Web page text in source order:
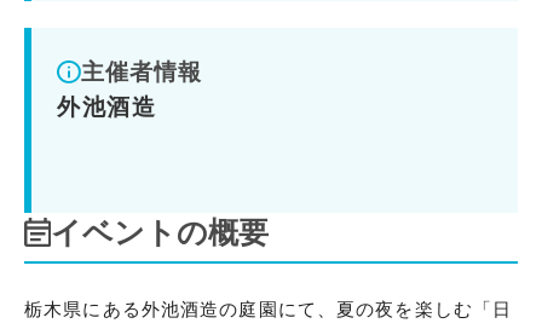
主催者情報
外池酒造
イベントの概要
栃木県にある外池酒造の庭園にて、夏の夜を楽しむ「日